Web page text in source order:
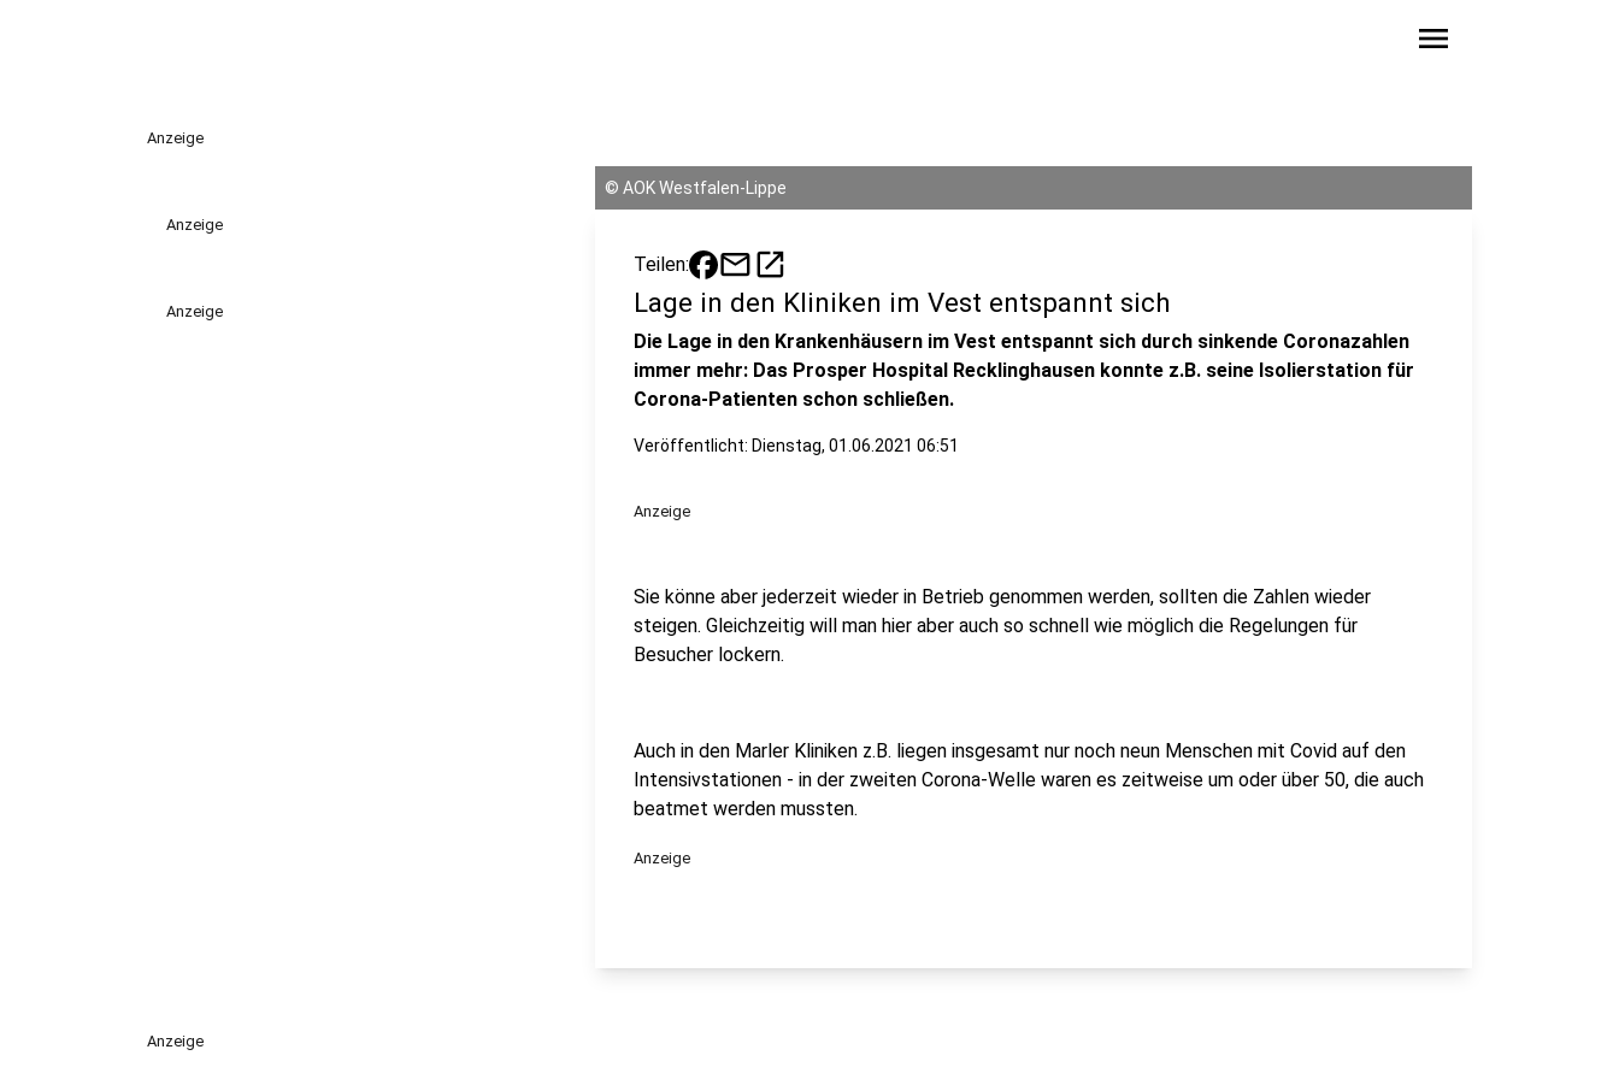
menu
Anzeige
Anzeige
Anzeige
© AOK Westfalen-Lippe
Teilen: mailopen_in_new
Lage in den Kliniken im Vest entspannt sich
Die Lage in den Krankenhäusern im Vest entspannt sich durch sinkende Coronazahlen
immer mehr: Das Prosper Hospital Recklinghausen konnte z.B. seine Isolierstation für
Corona-Patienten schon schließen.
Veröffentlicht: Dienstag, 01.06.2021 06:51
Anzeige
Sie könne aber jederzeit wieder in Betrieb genommen werden, sollten die Zahlen wieder
steigen. Gleichzeitig will man hier aber auch so schnell wie möglich die Regelungen für
Besucher lockern.
Auch in den Marler Kliniken z.B. liegen insgesamt nur noch neun Menschen mit Covid auf den
Intensivstationen - in der zweiten Corona-Welle waren es zeitweise um oder über 50, die auch
beatmet werden mussten.
Anzeige
Anzeige